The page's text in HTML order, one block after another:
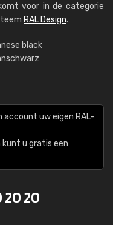
voor in de categorie
RAL Design.
black
uw eigen RAL-
kunt u gratis een
20 20